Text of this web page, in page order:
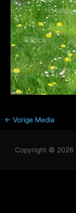
← Vorige Media
Copyright © 2026